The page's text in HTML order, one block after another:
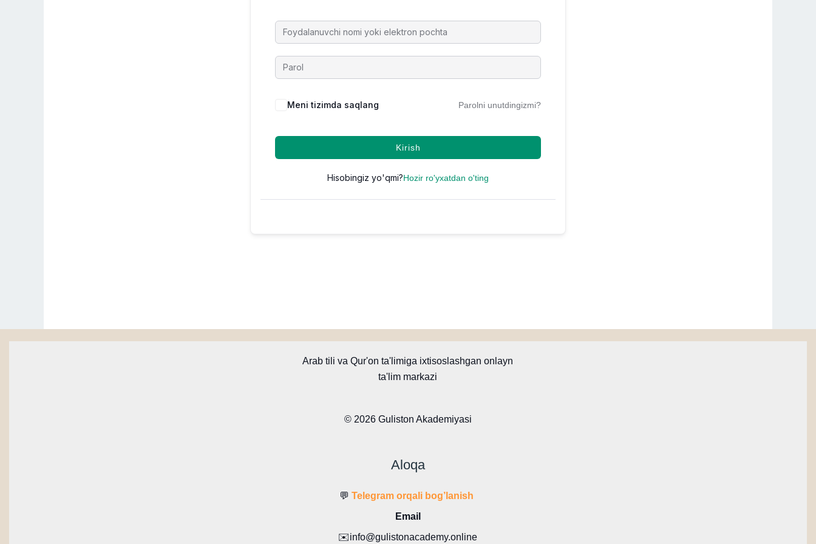
Meni tizimda saqlang Parolni unutdingizmi?
Kirish
Hisobingiz yo'qmi?Hozir ro'yxatdan o'ting
Arab tili va Qur'on ta'limiga ixtisoslashgan onlayn
ta'lim markazi
© 2026 Guliston Akademiyasi
Aloqa
💬Telegram orqali bog’lanish
Email
✉️info@gulistonacademy.online